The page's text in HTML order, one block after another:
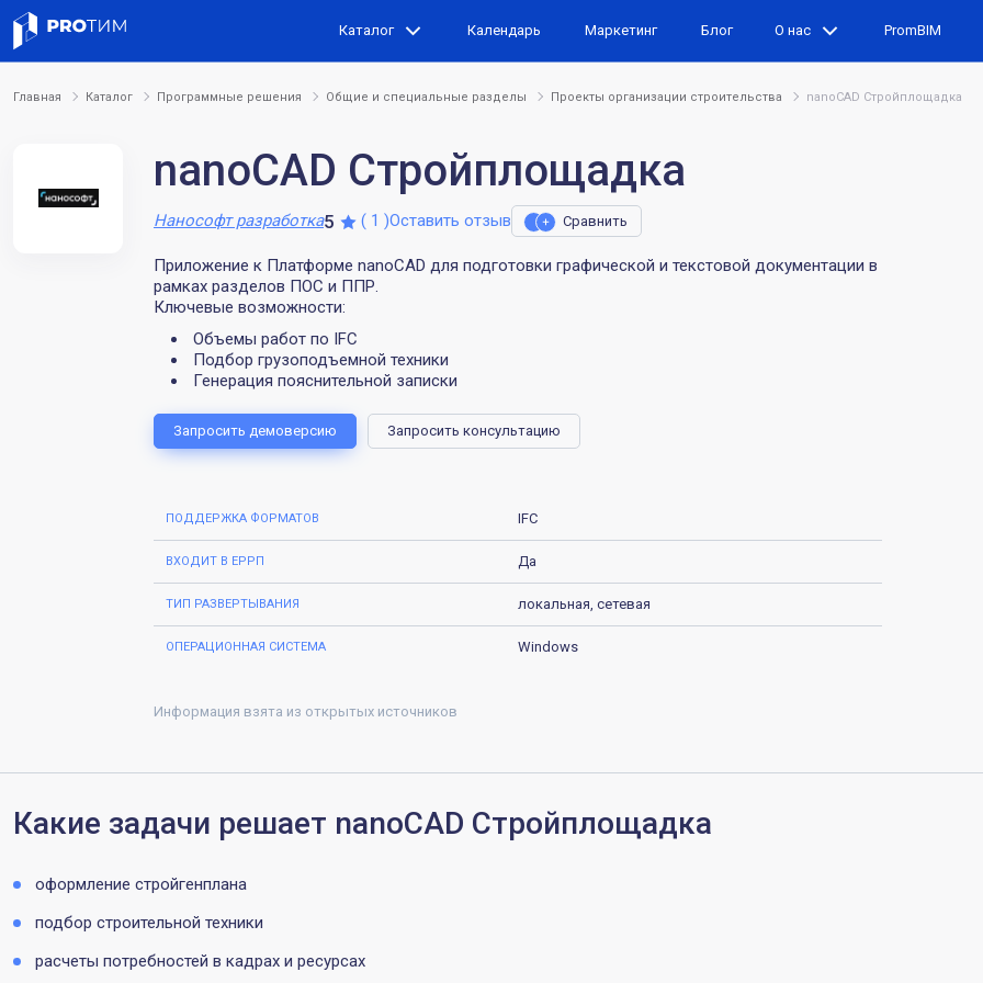
Каталог Календарь Маркетинг Блог О нас PromBIM
Главная Каталог Программные решения Общие и специальные разделы Проекты организации строительства nanoCAD Стройплощадка
nanoCAD Стройплощадка
Нанософт разработкаРейтинг:
5 Количество отзывов:
( 1 )Оставить отзыв Сравнить
Приложение к Платформе nanoCAD для подготовки графической и текстовой документации в
рамках разделов ПОС и ППР.
Ключевые возможности:
Объемы работ по IFC
Подбор грузоподъемной техники
Генерация пояснительной записки
Запросить демоверсию Запросить консультацию
ПОДДЕРЖКА ФОРМАТОВ IFC
ВХОДИТ В ЕРРП Да
ТИП РАЗВЕРТЫВАНИЯ локальная, сетевая
ОПЕРАЦИОННАЯ СИСТЕМА Windows
Информация взята из открытых источников
Какие задачи решает nanoCAD Стройплощадка
оформление стройгенплана
подбор строительной техники
расчеты потребностей в кадрах и ресурсах